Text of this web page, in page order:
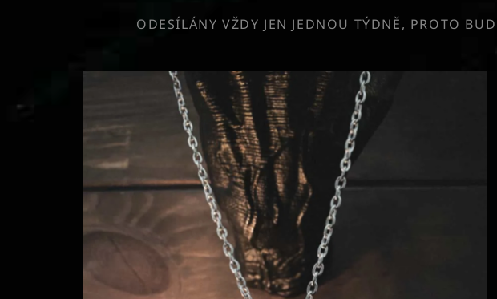
ODESÍLÁNY VŽDY JEN JEDNOU TÝDNĚ, PROTO